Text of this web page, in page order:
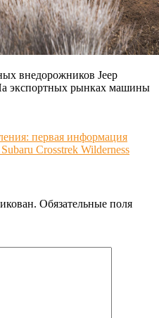
внедорожников Jeep
экспортных рынках машины
первая информация
Crosstrek Wilderness
Обязательные поля